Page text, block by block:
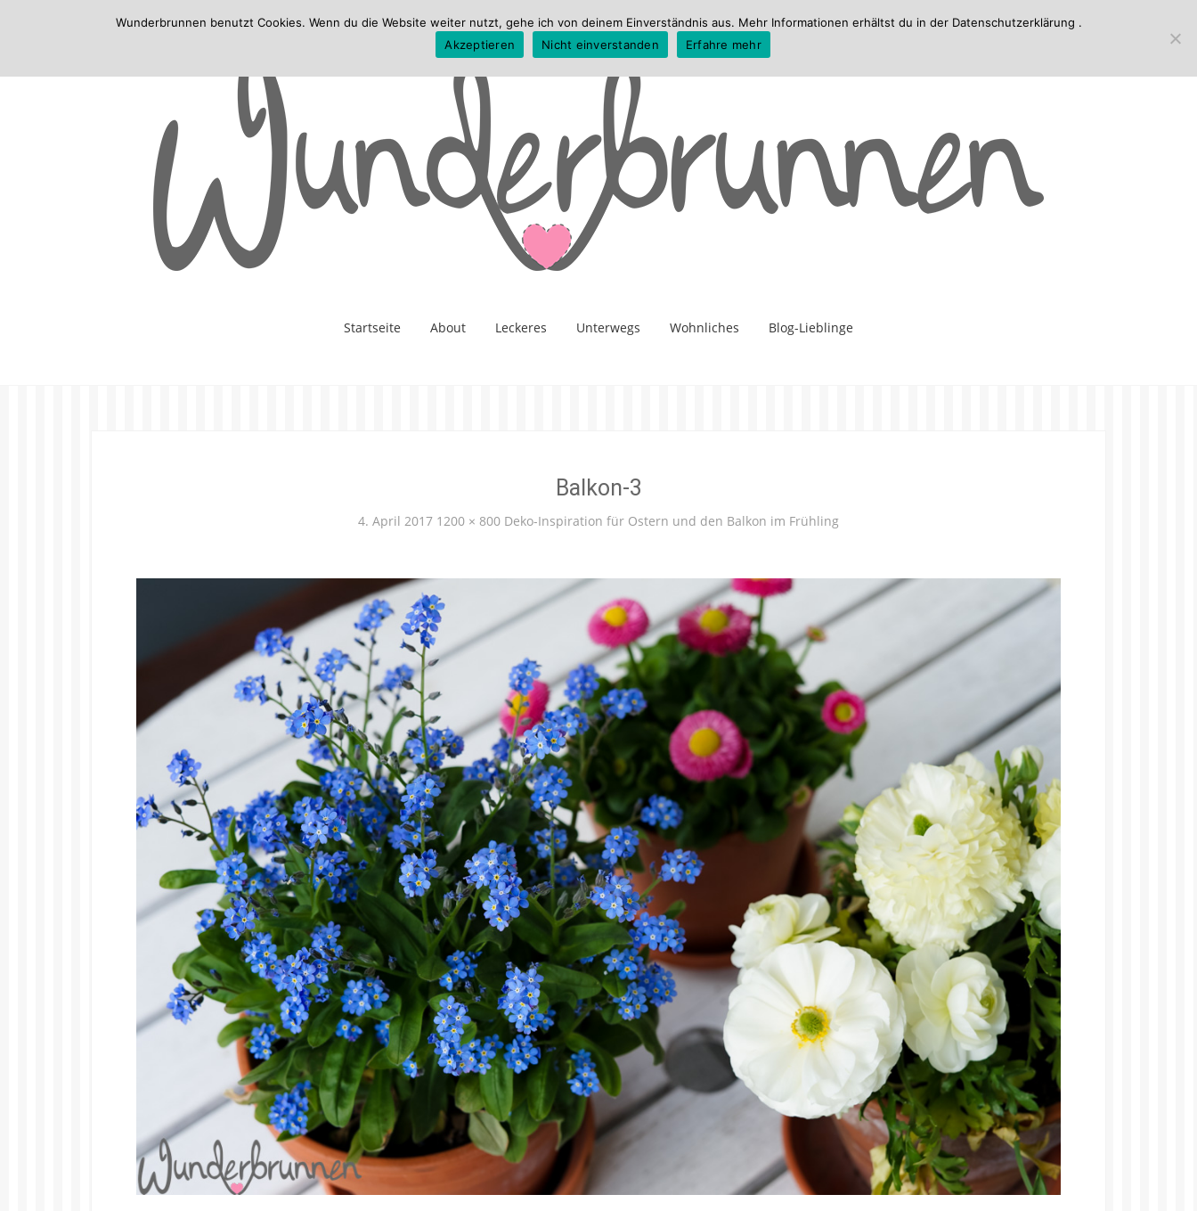
Startseite About Leckeres Unterwegs Wohnliches Blog-Lieblinge
Balkon-3
4. April 2017 1200 × 800 Deko-Inspiration für Ostern und den Balkon im Frühling
Wunderbrunnen benutzt Cookies. Wenn du die Website weiter nutzt, gehe ich von deinem Einverständnis aus. Mehr Informationen erhältst du in der Datenschutzerklärung .
Akzeptieren
Nicht einverstanden Erfahre mehr